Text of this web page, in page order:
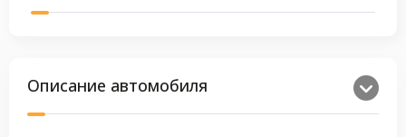
Описание автомобиля